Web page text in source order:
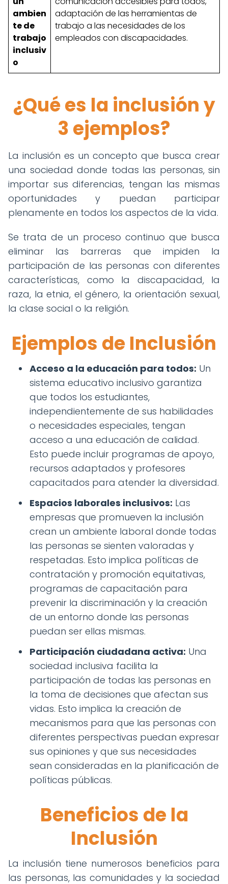
ambien
te de
trabajo
inclusiv
o
adaptación de las herramientas de
trabajo a las necesidades de los
empleados con discapacidades.
¿Qué es la inclusión y
3 ejemplos?
La inclusión es un concepto que busca crear
una sociedad donde todas las personas, sin
importar sus diferencias, tengan las mismas
oportunidades y puedan participar
plenamente en todos los aspectos de la vida.
Se trata de un proceso continuo que busca
eliminar las barreras que impiden la
participación de las personas con diferentes
características, como la discapacidad, la
raza, la etnia, el género, la orientación sexual,
la clase social o la religión.
Ejemplos de Inclusión
Acceso a la educación para todos: Un
sistema educativo inclusivo garantiza
que todos los estudiantes,
independientemente de sus habilidades
o necesidades especiales, tengan
acceso a una educación de calidad.
Esto puede incluir programas de apoyo,
recursos adaptados y profesores
capacitados para atender la diversidad.
Espacios laborales inclusivos: Las
empresas que promueven la inclusión
crean un ambiente laboral donde todas
las personas se sienten valoradas y
respetadas. Esto implica políticas de
contratación y promoción equitativas,
programas de capacitación para
prevenir la discriminación y la creación
de un entorno donde las personas
puedan ser ellas mismas.
Participación ciudadana activa: Una
sociedad inclusiva facilita la
participación de todas las personas en
la toma de decisiones que afectan sus
vidas. Esto implica la creación de
mecanismos para que las personas con
diferentes perspectivas puedan expresar
sus opiniones y que sus necesidades
sean consideradas en la planificación de
políticas públicas.
Beneficios de la
Inclusión
La inclusión tiene numerosos beneficios para
las personas, las comunidades y la sociedad